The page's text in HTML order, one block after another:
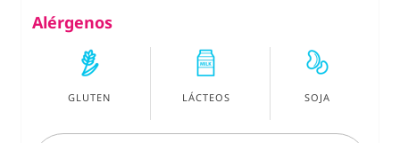
Alérgenos
GLUTEN LÁCTEOS SOJA